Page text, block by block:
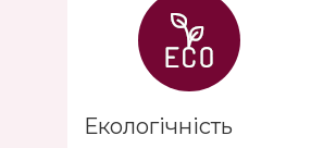
Екологічність